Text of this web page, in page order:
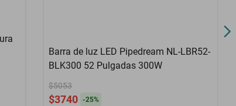
Barra de luz LED Pipedream NL-LBR52-
BLK300 52 Pulgadas 300W
$5053
$3740 -25%